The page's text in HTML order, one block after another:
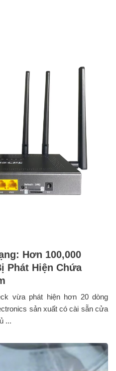
Hơn 100,000
Phát Hiện Chứa
vừa phát hiện hơn 20 dòng
sản xuất có cài sẵn cửa
...